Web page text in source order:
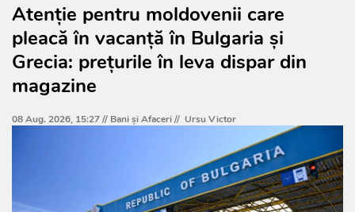
Atenție pentru moldovenii care
pleacă în vacanță în Bulgaria și
Grecia: prețurile în leva dispar din
magazine
08 Aug. 2026, 15:27 // Bani și Afaceri// Ursu Victor